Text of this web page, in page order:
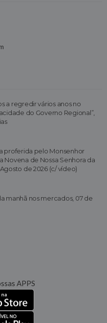
a regredir vários anos no
do Governo Regional”,
proferida pelo Monsenhor
Novena de Nossa Senhora da
de 2026 (c/ vídeo)
manhã nos mercados, 07 de
APPS